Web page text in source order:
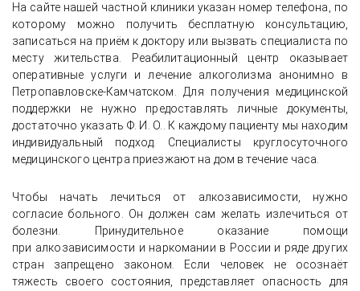
На сайте нашей частной клиники указан номер телефона, по
которому можно получить бесплатную консультацию,
записаться на приём к доктору или вызвать специалиста по
месту жительства. Реабилитационный центр оказывает
оперативные услуги и лечение алкоголизма анонимно в
Петропавловске-Камчатском. Для получения медицинской
поддержки не нужно предоставлять личные документы,
достаточно указать Ф. И. О.. К каждому пациенту мы находим
индивидуальный подход. Специалисты круглосуточного
медицинского центра приезжают на дом в течение часа.
Чтобы начать лечиться от алкозависимости, нужно
согласие больного. Он должен сам желать излечиться от
болезни. Принудительное оказание помощи
при алкозависимости и наркомании в России и ряде других
стран запрещено законом. Если человек не осознаёт
тяжесть своего состояния, представляет опасность для